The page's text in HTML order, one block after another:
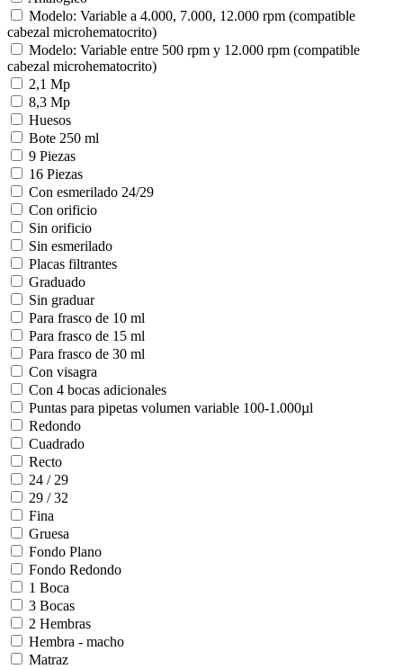
Modelo: Variable a 4.000, 7.000, 12.000 rpm (compatible
cabezal microhematocrito)
Modelo: Variable entre 500 rpm y 12.000 rpm (compatible
cabezal microhematocrito)
2,1 Mp
8,3 Mp
Huesos
Bote 250 ml
9 Piezas
16 Piezas
Con esmerilado 24/29
Con orificio
Sin orificio
Sin esmerilado
Placas filtrantes
Graduado
Sin graduar
Para frasco de 10 ml
Para frasco de 15 ml
Para frasco de 30 ml
Con visagra
Con 4 bocas adicionales
Puntas para pipetas volumen variable 100-1.000µl
Redondo
Cuadrado
Recto
24 / 29
29 / 32
Fina
Gruesa
Fondo Plano
Fondo Redondo
1 Boca
3 Bocas
2 Hembras
Hembra - macho
Matraz